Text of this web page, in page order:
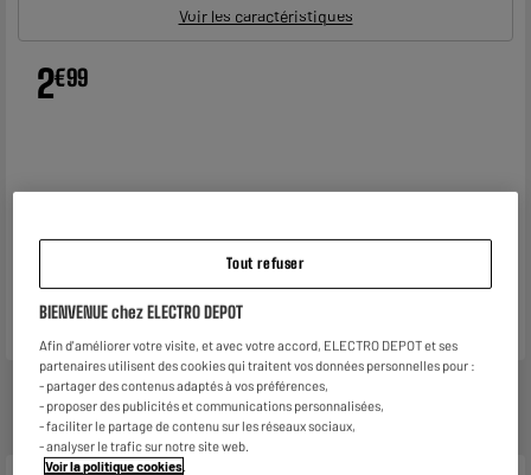
Voir les caractéristiques
2€99
Tout refuser
BIENVENUE chez ELECTRO DEPOT
Afin d'améliorer votre visite, et avec votre accord, ELECTRO DEPOT et ses
partenaires utilisent des cookies qui traitent vos données personnelles pour :
- partager des contenus adaptés à vos préférences,
- proposer des publicités et communications personnalisées,
- faciliter le partage de contenu sur les réseaux sociaux,
- analyser le trafic sur notre site web.
Voir la politique cookies.